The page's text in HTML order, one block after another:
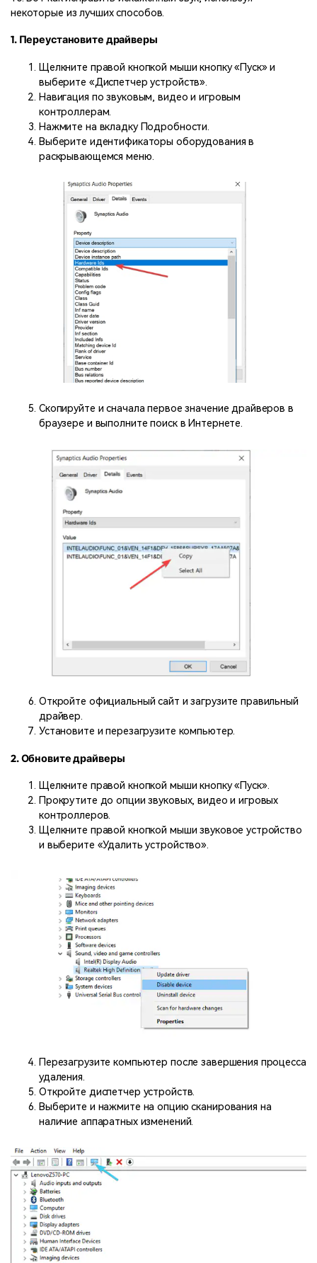
некоторые из лучших способов.
1. Переустановите драйверы
Щелкните правой кнопкой мыши кнопку «Пуск» и
выберите «Диспетчер устройств».
Навигация по звуковым, видео и игровым
контроллерам.
Нажмите на вкладку Подробности.
Выберите идентификаторы оборудования в
раскрывающемся меню.
Скопируйте и сначала первое значение драйверов в
браузере и выполните поиск в Интернете.
Откройте официальный сайт и загрузите правильный
драйвер.
Установите и перезагрузите компьютер.
2. Обновите драйверы
Щелкните правой кнопкой мыши кнопку «Пуск».
Прокрутите до опции звуковых, видео и игровых
контроллеров.
Щелкните правой кнопкой мыши звуковое устройство
и выберите «Удалить устройство».
Перезагрузите компьютер после завершения процесса
удаления.
Откройте диспетчер устройств.
Выберите и нажмите на опцию сканирования на
наличие аппаратных изменений.